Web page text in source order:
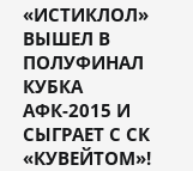
«ИСТИКЛОЛ»
ВЫШЕЛ В
ПОЛУФИНАЛ
КУБКА
АФК-2015 И
СЫГРАЕТ С СК
«КУВЕЙТОМ»!